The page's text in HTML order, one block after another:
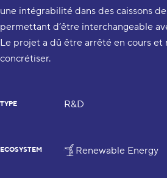
une intégrabilité dans des caissons
permettant d’être interchangeable
Le projet a dû être arrêté en cours et
concrétiser.
TYPE R&D
ECOSYSTEM Renewable Energy